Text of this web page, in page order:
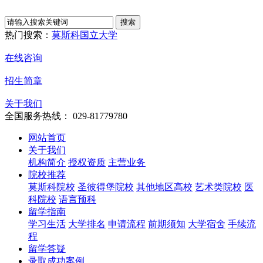
热门搜索： 莫斯科国立大学
在线咨询
招生简章
关于我们
全国服务热线： 029-81779780
网站首页
关于我们
机构简介 授权资质 主营业务
院校推荐
莫斯科院校 圣彼得堡院校 其他地区高校 艺术类院校 医
科院校 语言预科
留学指南
学习生活 大学排名 申请流程 前期须知 大学宿舍 手续流
程
留学答疑
录取成功案例